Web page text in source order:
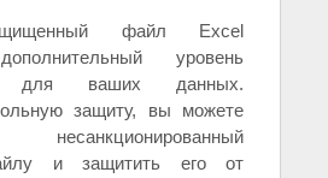
файл Excel
уровень
для ваших данных.
защиту, вы можете
несанкционированный
и защитить его от